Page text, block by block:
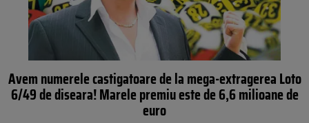
Avem numerele castigatoare de la mega-extragerea Loto
6/49 de diseara! Marele premiu este de 6,6 milioane de
euro